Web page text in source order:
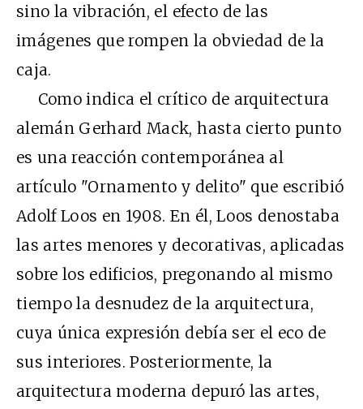
sino la vibración, el efecto de las
imágenes que rompen la obviedad de la
caja.
Como indica el crítico de arquitectura
alemán Gerhard Mack, hasta cierto punto
es una reacción contemporánea al
artículo "Ornamento y delito" que escribió
Adolf Loos en 1908. En él, Loos denostaba
las artes menores y decorativas, aplicadas
sobre los edificios, pregonando al mismo
tiempo la desnudez de la arquitectura,
cuya única expresión debía ser el eco de
sus interiores. Posteriormente, la
arquitectura moderna depuró las artes,